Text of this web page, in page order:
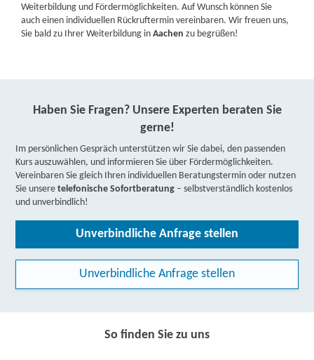
Weiterbildung und Fördermöglichkeiten. Auf Wunsch können Sie
auch einen individuellen Rückruftermin vereinbaren. Wir freuen uns,
Sie bald zu Ihrer Weiterbildung inAachen zu begrüßen!
Haben Sie Fragen? Unsere Experten beraten Sie
gerne!
Im persönlichen Gespräch unterstützen wir Sie dabei, den passenden
Kurs auszuwählen, und informieren Sie über Fördermöglichkeiten.
Vereinbaren Sie gleich Ihren individuellen Beratungstermin oder nutzen
Sie unseretelefonische Sofortberatung – selbstverständlich kostenlos
und unverbindlich!
Unverbindliche Anfrage stellen
Unverbindliche Anfrage stellen
So finden Sie zu uns